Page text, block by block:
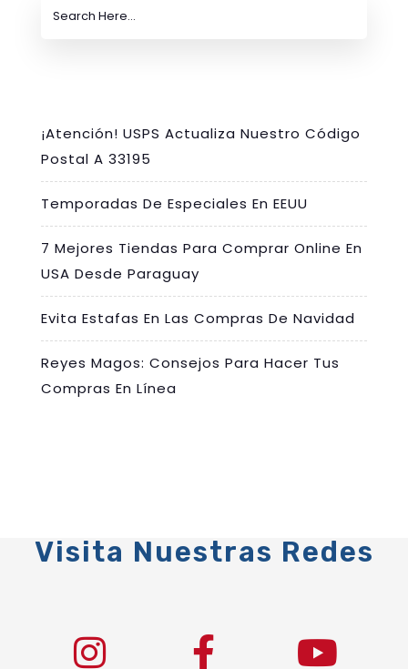
¡Atención! USPS Actualiza Nuestro Código
Postal A 33195
Temporadas De Especiales En EEUU
7 Mejores Tiendas Para Comprar Online En
USA Desde Paraguay
Evita Estafas En Las Compras De Navidad
Reyes Magos: Consejos Para Hacer Tus
Compras En Línea
Visita Nuestras Redes